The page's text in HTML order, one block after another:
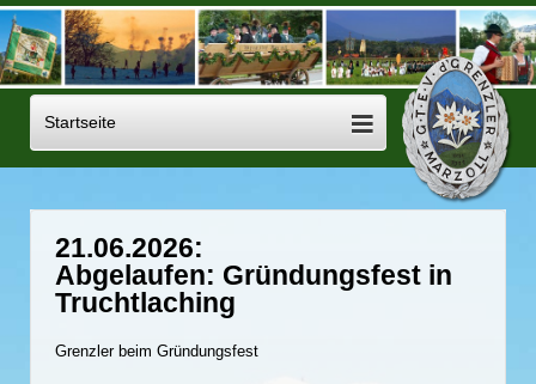
21.06.2026:
Abgelaufen: Gründungsfest in
Truchtlaching
Grenzler beim Gründungsfest